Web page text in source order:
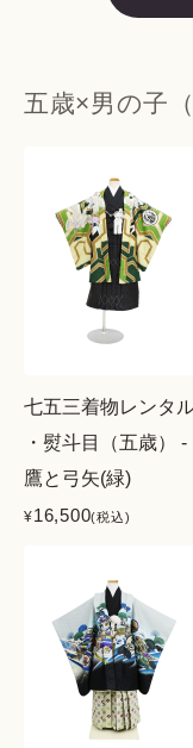
五歳×男の子（
七五三着物レンタ
・熨斗目（五歳） -
鷹と弓矢(緑)
¥16,500(税込)